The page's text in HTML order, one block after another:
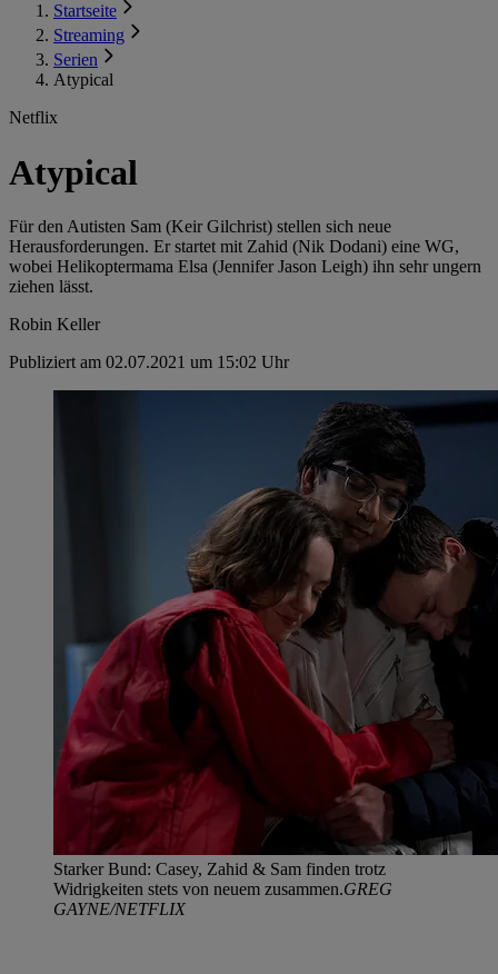
Startseite
Streaming
Serien
Atypical
Netflix
Atypical
Für den Autisten Sam (Keir Gilchrist) stellen sich neue
Herausforderungen. Er startet mit Zahid (Nik Dodani) eine WG,
wobei Helikoptermama Elsa (Jennifer Jason Leigh) ihn sehr ungern
ziehen lässt.
Robin Keller
Publiziert am 02.07.2021 um 15:02 Uhr
Starker Bund: Casey, Zahid & Sam finden trotz
Widrigkeiten stets von neuem zusammen.GREG
GAYNE/NETFLIX